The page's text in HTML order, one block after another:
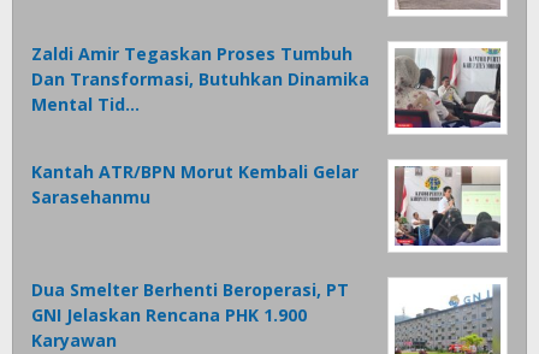
Zaldi Amir Tegaskan Proses Tumbuh
Dan Transformasi, Butuhkan Dinamika
Mental Tid…
Kantah ATR/BPN Morut Kembali Gelar
Sarasehanmu
Dua Smelter Berhenti Beroperasi, PT
GNI Jelaskan Rencana PHK 1.900
Karyawan